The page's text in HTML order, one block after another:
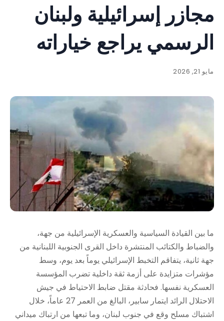
مجازر إسرائيلية ولبنان
الرسمي يراجع خياراته
مايو 21, 2026
ما بين القيادة السياسية والعسكرية الإسرائيلية من جهة،
والضباط والكتائب المنتشرة داخل القرى الجنوبية اللبنانية من
جهة ثانية، يتفاقم التخبط الإسرائيلي يوماً بعد يوم، وسط
مؤشرات متزايدة على أزمة ثقة داخلية تضرب المؤسسة
العسكرية نفسها. فحادثة مقتل ضابط الاحتياط في جيش
الاحتلال الرائد ايتمار سابير، البالغ من العمر 27 عاماً، خلال
اشتباك مسلح وقع في جنوب لبنان، وما تبعها من ارتباك ميداني